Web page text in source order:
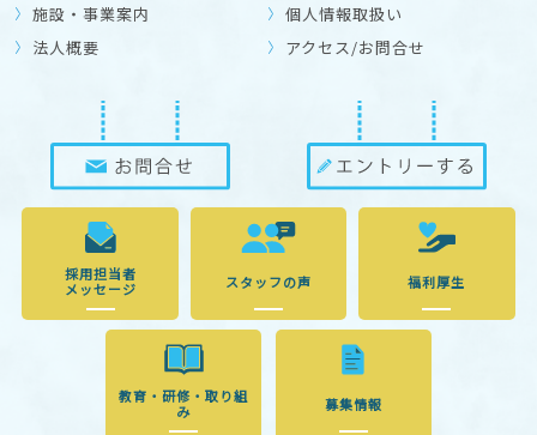
施設・事業案内
個人情報取扱い
法人概要
アクセス/お問合せ
採用担当者
メッセージ
スタッフの声 福利厚生
教育・研修・取り組
み
募集情報